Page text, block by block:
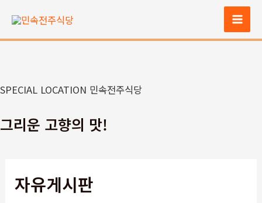
츠
너
기
Main
SPECIAL LOCATION 민속전주식당
그리운 고향의 맛!
자유게시판